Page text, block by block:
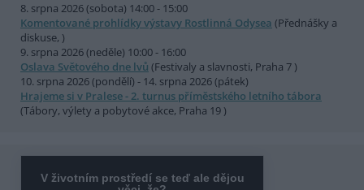
8. srpna 2026 (sobota) 14:00 - 15:00
Komentované prohlídky výstavy Rostlinná Odysea (Přednášky a
diskuse, )
9. srpna 2026 (neděle) 10:00 - 16:00
Oslava Světového dne lvů (Festivaly a slavnosti, Praha 7 )
10. srpna 2026 (pondělí) - 14. srpna 2026 (pátek)
Hrajeme si v Pralese - 2. turnus příměstského letního tábora
(Tábory, výlety a pobytové akce, Praha 19 )